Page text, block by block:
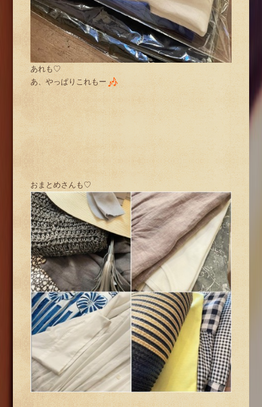
あれも♡
あ、やっぱりこれもー
おまとめさんも♡